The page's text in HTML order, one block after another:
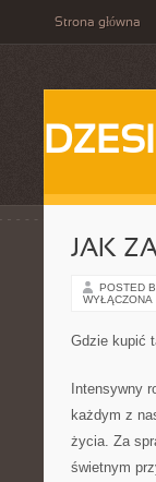
Strona główna
JAK
POSTED
WYŁĄCZONA
Gdzie kupić
Intensywny
każdym z
życia. Za
świetnym